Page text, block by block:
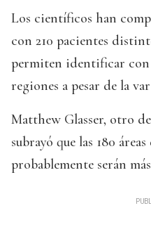
Los científicos han
con 210 pacientes
permiten identificar
regiones a pesar de la
Matthew Glasser, otro
subrayó que las 180
probablemente serán